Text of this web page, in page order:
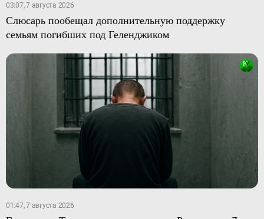
03:07, 7 августа 2026
Слюсарь пообещал дополнительную поддержку
семьям погибших под Геленджиком
01:47, 7 августа 2026